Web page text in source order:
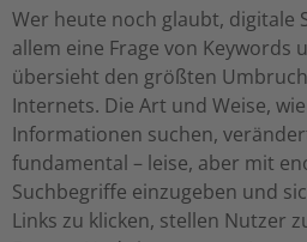
Wer heute noch glaubt, digitale
allem eine Frage von Keywords
übersieht den größten
Internets. Die Art und Weise,
Informationen suchen,
fundamental – leise, aber mit
Suchbegriffe einzugeben und
Links zu klicken, stellen Nutzer